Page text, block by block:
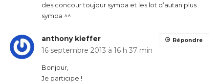
des concour toujour sympa et les lot d’autan plus
sympa ^^
anthony kieffer
16 septembre 2013 à 16 h 37 min
Bonjour,
Je participe !
Répondre